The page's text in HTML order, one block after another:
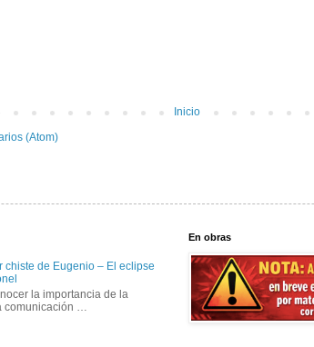
Inicio
(Atom)
chiste de Eugenio – El eclipse
la importancia de la
comunicación …
En obras